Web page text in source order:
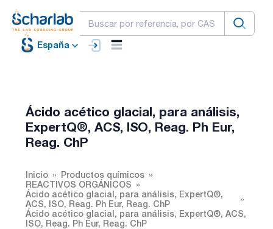
España
Ácido acético glacial, para análisis,
ExpertQ®, ACS, ISO, Reag. Ph Eur,
Reag. ChP
Inicio
Productos químicos
REACTIVOS ORGÁNICOS
Ácido acético glacial, para análisis, ExpertQ®,
ACS, ISO, Reag. Ph Eur, Reag. ChP
Ácido acético glacial, para análisis, ExpertQ®, ACS,
ISO, Reag. Ph Eur, Reag. ChP